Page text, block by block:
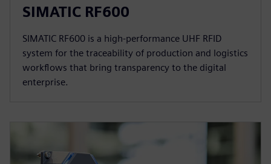
SIMATIC RF600
SIMATIC RF600 is a high-performance UHF RFID
system for the traceability of production and logistics
workflows that bring transparency to the digital
enterprise.